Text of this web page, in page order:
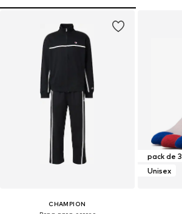
CHAMPION
pack de 3
Unisex